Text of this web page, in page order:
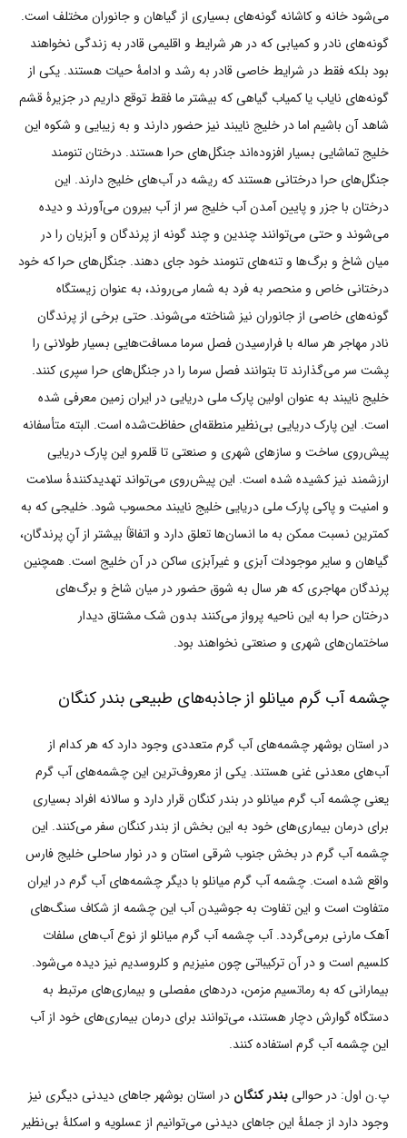
می‌شود خانه و کاشانه گونه‌های بسیاری از گیاهان و جانوران مختلف است.
گونه‌های نادر و کمیابی که در هر شرایط و اقلیمی قادر به زندگی نخواهند
بود بلکه فقط در شرایط خاصی قادر به رشد و ادامۀ حیات هستند. یکی از
گونه‌های نایاب یا کمیاب گیاهی که بیشتر ما فقط توقع داریم در جزیرۀ قشم
شاهد آن باشیم اما در خلیج نایبند نیز حضور دارند و به زیبایی و شکوه این
خلیج تماشایی بسیار افزوده‌اند جنگل‌های حرا هستند. درختان تنومند
جنگل‌های حرا درختانی هستند که ریشه در آب‌های خلیج دارند. این
درختان با جزر و پایین آمدن آب خلیج سر از آب بیرون می‌آورند و دیده
می‌شوند و حتی می‌توانند چندین و چند گونه از پرندگان و آبزیان را در
میان شاخ و برگ‌ها و تنه‌های تنومند خود جای دهند. جنگل‌های حرا که خود
درختانی خاص و منحصر به فرد به شمار می‌روند، به عنوان زیستگاه
گونه‌های خاصی از جانوران نیز شناخته می‌شوند. حتی برخی از پرندگان
نادر مهاجر هر ساله با فرارسیدن فصل سرما مسافت‌هایی بسیار طولانی را
پشت سر می‌گذارند تا بتوانند فصل سرما را در جنگل‌های حرا سپری کنند.
خلیج نایبند به عنوان اولین پارک ملی دریایی در ایران زمین معرفی شده
است. این پارک دریایی بی‌نظیر منطقه‌ای حفاظت‌شده است. البته متأسفانه
پیش‌روی ساخت و سازهای شهری و صنعتی تا قلمرو این پارک دریایی
ارزشمند نیز کشیده شده است. این پیش‌روی می‌تواند تهدیدکنندۀ سلامت
و امنیت و پاکی پارک ملی دریایی خلیج نایبند محسوب شود. خلیجی که به
کمترین نسبت ممکن به ما انسان‌ها تعلق دارد و اتفاقاً بیشتر از آنِ پرندگان،
گیاهان و سایر موجودات آبزی و غیرآبزی ساکن در آن خلیج است. همچنین
پرندگان مهاجری که هر سال به شوق حضور در میان شاخ و برگ‌های
درختان حرا به این ناحیه پرواز می‌کنند بدون شک مشتاق دیدار
ساختمان‌های شهری و صنعتی نخواهند بود.
چشمه آب گرم میانلو از جاذبه‌های طبیعی بندر کنگان
در استان بوشهر چشمه‌های آب گرم متعددی وجود دارد که هر کدام از
آب‌های معدنی غنی هستند. یکی از معروف‌ترین این چشمه‌های آب گرم
یعنی چشمه آب گرم میانلو در بندر کنگان قرار دارد و سالانه افراد بسیاری
برای درمان بیماری‌های خود به این بخش از بندر کنگان سفر می‌کنند. این
چشمه آب گرم در بخش جنوب شرقی استان و در نوار ساحلی خلیج فارس
واقع شده است. چشمه آب گرم میانلو با دیگر چشمه‌های آب گرم در ایران
متفاوت است و این تفاوت به جوشیدن آب این چشمه از شکاف سنگ‌های
آهک مارنی برمی‌گردد. آب چشمه آب گرم میانلو از نوع آب‌های سلفات
کلسیم است و در آن ترکیباتی چون منیزیم و کلروسدیم نیز دیده می‌شود.
بیمارانی که به رماتسیم مزمن، دردهای مفصلی و بیماری‌های مرتبط به
دستگاه گوارش دچار هستند، می‌توانند برای درمان بیماری‌های خود از آب
این چشمه آب گرم استفاده کنند.
پ.ن اول: در حوالیبندر کنگان در استان بوشهر جاهای دیدنی دیگری نیز
وجود دارد از جملۀ این جاهای دیدنی می‌توانیم از عسلویه و اسکلۀ بی‌نظیر